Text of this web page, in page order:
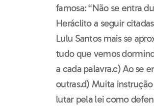
famosa: “Não se entra
Heráclito a seguir
Lulu Santos mais se
tudo que vemos
a cada palavra.c) Ao se
outras.d) Muita
lutar pela lei como